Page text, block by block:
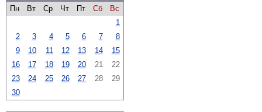
Пн
Вт Ср Чт Пт Сб
Вс
1
2
3 4 5 6 7
8
9
10 11 12 13 14
15
16
17 18 19 20 21
22
23
24 25 26 27 28
29
30